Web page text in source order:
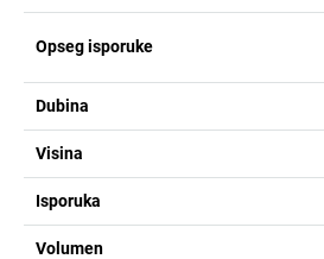
Opseg isporuke
Dubina
Visina
Isporuka
Volumen